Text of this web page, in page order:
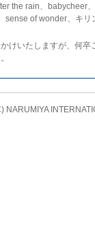
the rain、babycheer、
sense of wonder、キリ
けいたしますが、何卒